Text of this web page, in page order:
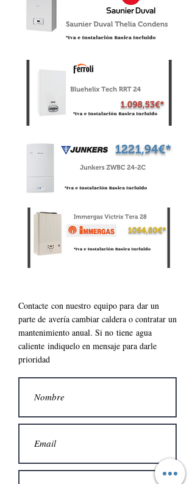
Contacte con nuestro equipo para dar un
parte de avería cambiar caldera o contratar un
mantenimiento anual. Si no tiene agua
caliente indiquelo en mensaje para darle
prioridad